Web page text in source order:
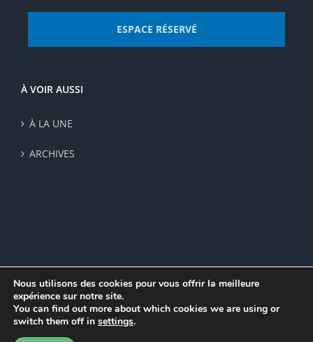
ESPACE RÉSERVÉ
À VOIR AUSSI
À LA UNE
ARCHIVES
© Institut de recherche de la FSU 2023 | Par FSU |Plan du site
Mentions légales|Politique de confidentialité
Nous utilisons des cookies pour vous offrir la meilleure
expérience sur notre site.
You can find out more about which cookies we are using or
switch them off in settings.